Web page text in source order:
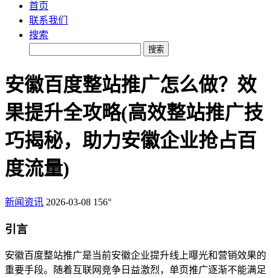
首页
联系我们
搜索
搜索
安徽百度整站推广怎么做？效
果提升全攻略(高效整站推广技
巧揭秘，助力安徽企业抢占百
度流量)
新闻资讯 2026-03-08 156°
引言
安徽百度整站推广是当前安徽企业提升线上曝光和营销效果的
重要手段。随着互联网竞争日益激烈，单页推广逐渐不能满足